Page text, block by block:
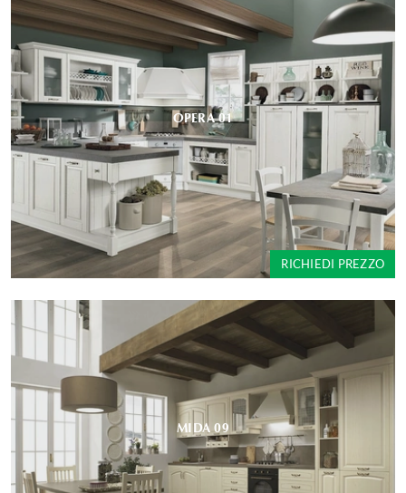
OPERA 01
RICHIEDI PREZZO
MIDA 09